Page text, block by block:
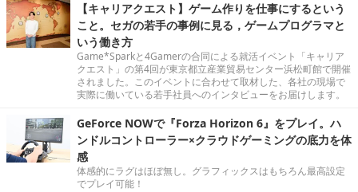
【キャリアクエスト】ゲーム作りを仕事にするという
こと。セガの若手の事例に見る，ゲームプログラマと
いう働き方
Game*Sparkと4Gamerの合同による就活イベント「キャリア
クエスト」の第4回が東京都立産業貿易センター浜松町館で開催
されました。このイベントに合わせて取材した、各社の現場で
実際に働いている若手社員へのインタビューをお届けします。
GeForce NOWで『Forza Horizon 6』をプレイ。ハ
ンドルコントローラー×クラウドゲーミングの底力を体
感
体感的にラグはほぼ無し。グラフィックスはもちろん最高設定
でプレイ可能！